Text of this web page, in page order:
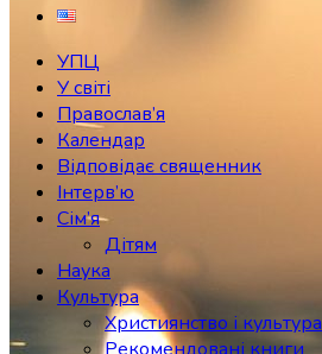
УПЦ
У світі
Православ’я
Календар
Відповідає священник
Інтерв’ю
Сім’я
Дітям
Наука
Культура
Християнство і культура